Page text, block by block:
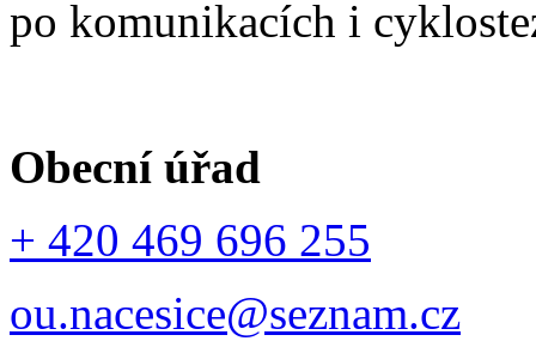
po komunikacích i
Obecní úřad
+ 420 469 696 255
ou.nacesice@seznam.cz